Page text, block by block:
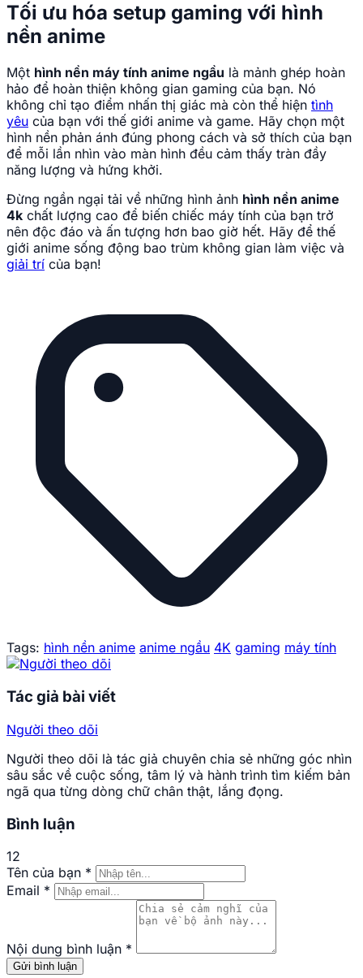
Tối ưu hóa setup gaming với hình
nền anime
Một hình nền máy tính anime ngầu là mảnh ghép hoàn
hảo để hoàn thiện không gian gaming của bạn. Nó
không chỉ tạo điểm nhấn thị giác mà còn thể hiện tình
yêu của bạn với thế giới anime và game. Hãy chọn một
hình nền phản ánh đúng phong cách và sở thích của bạn
để mỗi lần nhìn vào màn hình đều cảm thấy tràn đầy
năng lượng và hứng khởi.
Đừng ngần ngại tải về những hình ảnh hình nền anime
4k chất lượng cao để biến chiếc máy tính của bạn trở
nên độc đáo và ấn tượng hơn bao giờ hết. Hãy để thế
giới anime sống động bao trùm không gian làm việc và
giải trí của bạn!
Tags: hình nền anime anime ngầu 4K gaming máy tính
Tác giả bài viết
Người theo dõi
Người theo dõi là tác giả chuyên chia sẻ những góc nhìn
sâu sắc về cuộc sống, tâm lý và hành trình tìm kiếm bản
ngã qua từng dòng chữ chân thật, lắng đọng.
Bình luận
12
Tên của bạn *
Email *
Nội dung bình luận *
Gửi bình luận